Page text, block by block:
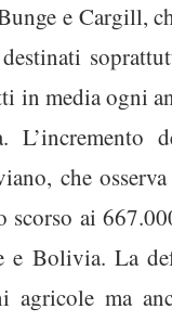
e Cargill,
in media ogni
L’incremento
che
scorso ai
e Bolivia. La
agricole ma